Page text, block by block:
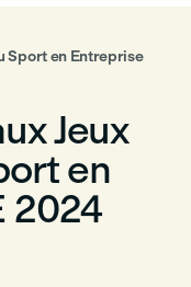
Sport en Entreprise
Jeux
en
2024